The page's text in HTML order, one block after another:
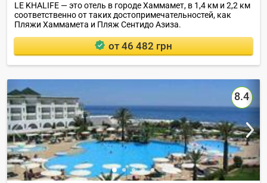
LE KHALIFE — это отель в городе Хаммамет, в 1,4 км и 2,2 км
соответственно от таких достопримечательностей, как
Пляжи Хаммамета и Пляж Сентидо Азиза.
от 46 482 грн
8.4